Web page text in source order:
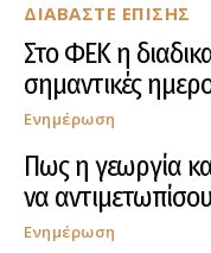
ΔΙΑΒΑΣΤΕ ΕΠΙΣΗΣ
Στο ΦΕΚ η
σημαντικές
Ενημέρωση
Πως η γεωργία
να
Ενημέρωση